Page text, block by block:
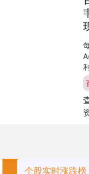
个股实时涨跌榜